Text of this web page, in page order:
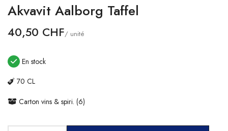
Devise
Akvavit Aalborg Taffel
40,50 CHF/ unité
En stock
70 CL
Carton vins & spiri. (6)